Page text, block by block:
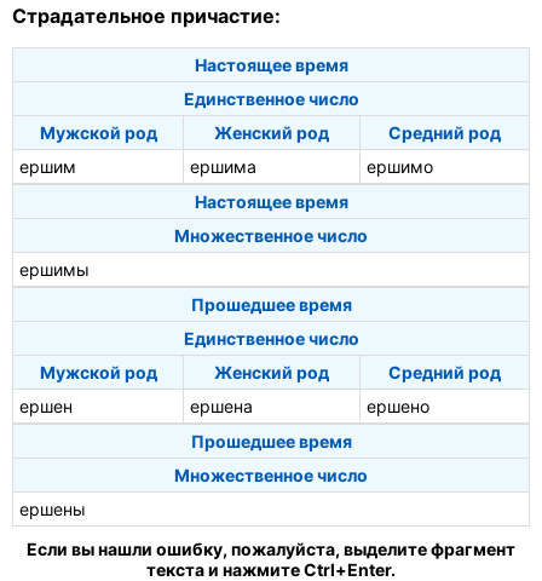
Страдательное причастие:
Настоящее время
Единственное число
Мужской род
Женский род
Средний род
ершим
ершима
ершимо
Настоящее время
Множественное число
ершимы
Прошедшее время
Единственное число
Мужской род
Женский род
Средний род
ершен
ершена
ершено
Прошедшее время
Множественное число
ершены
Если вы нашли ошибку, пожалуйста, выделите фрагмент
текста и нажмите Ctrl+Enter.